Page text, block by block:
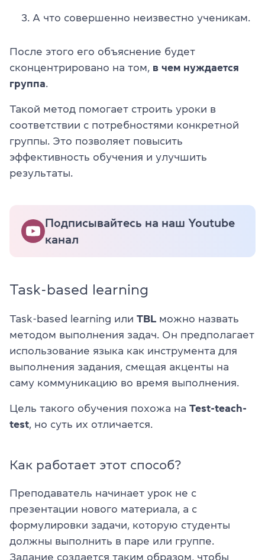
А что совершенно неизвестно ученикам.
После этого его объяснение будет
сконцентрировано на том, в чем нуждается
группа.
Такой метод помогает строить уроки в
соответствии с потребностями конкретной
группы. Это позволяет повысить
эффективность обучения и улучшить
результаты.
Подписывайтесь на наш Youtube
канал
Task-based learning
Task-based learning или TBL можно назвать
методом выполнения задач. Он предполагает
использование языка как инструмента для
выполнения задания, смещая акценты на
саму коммуникацию во время выполнения.
Цель такого обучения похожа на Test-teach-
test, но суть их отличается.
Как работает этот способ?
Преподаватель начинает урок не с
презентации нового материала, а с
формулировки задачи, которую студенты
должны выполнить в паре или группе.
Задание создается таким образом, чтобы